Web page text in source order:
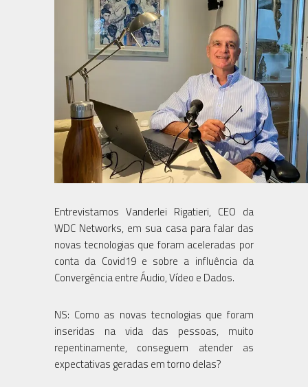
Entrevistamos Vanderlei Rigatieri, CEO da
WDC Networks, em sua casa para falar das
novas tecnologias que foram aceleradas por
conta da Covid19 e sobre a influência da
Convergência entre Áudio, Vídeo e Dados.
NS: Como as novas tecnologias que foram
inseridas na vida das pessoas, muito
repentinamente, conseguem atender as
expectativas geradas em torno delas?